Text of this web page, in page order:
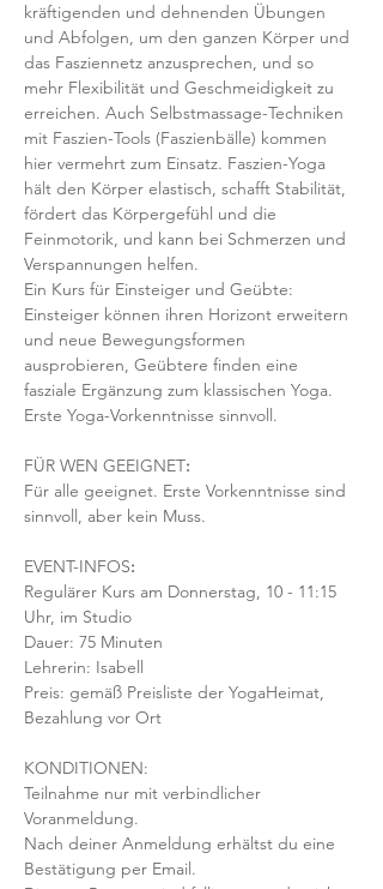
kräftigenden und dehnenden Übungen
und Abfolgen, um den ganzen Körper und
das Fasziennetz anzusprechen, und so
mehr Flexibilität und Geschmeidigkeit zu
erreichen. Auch Selbstmassage-Techniken
mit Faszien-Tools (Faszienbälle) kommen
hier vermehrt zum Einsatz. Faszien-Yoga
hält den Körper elastisch, schafft Stabilität,
fördert das Körpergefühl und die
Feinmotorik, und kann bei Schmerzen und
Verspannungen helfen.
Ein Kurs für Einsteiger und Geübte:
Einsteiger können ihren Horizont erweitern
und neue Bewegungsformen
ausprobieren, Geübtere finden eine
fasziale Ergänzung zum klassischen Yoga.
Erste Yoga-Vorkenntnisse sinnvoll.
FÜR WEN GEEIGNET:
Für alle geeignet. Erste Vorkenntnisse sind
sinnvoll, aber kein Muss.
EVENT-INFOS:
Regulärer Kurs am Donnerstag, 10 - 11:15
Uhr, im Studio
Dauer: 75 Minuten
Lehrerin: Isabell
Preis: gemäß Preisliste der YogaHeimat,
Bezahlung vor Ort
KONDITIONEN:
Teilnahme nur mit verbindlicher
Voranmeldung.
Nach deiner Anmeldung erhältst du eine
Bestätigung per Email.